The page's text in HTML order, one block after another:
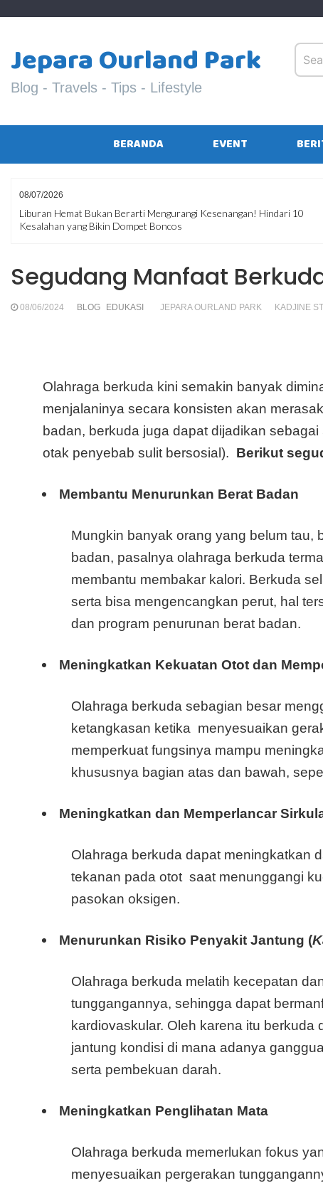
Jepara Ourland Park
Blog - Travels - Tips - Lifestyle
BERANDA EVENT
08/07/2026
Liburan Hemat Bukan Berarti Mengurangi Kesenangan! Hindari 10
Kesalahan yang Bikin Dompet Boncos
Segudang Manfaat
08/06/2024 BLOG EDUKASI JEPARA OURLAND PARK KADJINE
Olahraga berkuda kini semakin banyak
menjalaninya secara konsisten akan
badan, berkuda juga dapat dijadikan
otak penyebab sulit bersosial). Berikut
Membantu Menurunkan Berat Badan
Mungkin banyak orang yang belum tau,
badan, pasalnya olahraga berkuda
membantu membakar kalori. Berkuda
serta bisa mengencangkan perut, hal
dan program penurunan berat badan.
Meningkatkan Kekuatan Otot dan
Olahraga berkuda sebagian besar
ketangkasan ketika menyesuaikan
memperkuat fungsinya mampu
khususnya bagian atas dan bawah,
Meningkatkan dan Memperlancar
Olahraga berkuda dapat meningkatkan
tekanan pada otot saat menunggangi
pasokan oksigen.
Menurunkan Risiko Penyakit Jantung (
Olahraga berkuda melatih kecepatan
tunggangannya, sehingga dapat
kardiovaskular. Oleh karena itu
jantung kondisi di mana adanya
serta pembekuan darah.
Meningkatkan Penglihatan Mata
Olahraga berkuda memerlukan fokus
menyesuaikan pergerakan